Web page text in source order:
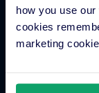
how you use
cookies
marketing